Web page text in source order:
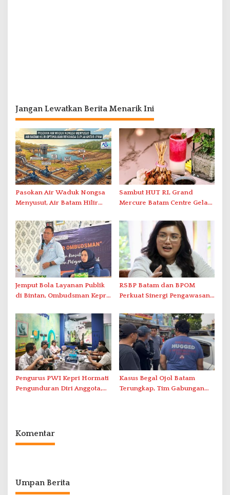
Jangan Lewatkan Berita Menarik Ini
Pasokan Air Waduk Nongsa
Menyusut, Air Batam Hilir
Antar-IPAM
Sambut HUT RI, Grand
Mercure Batam Centre Gelar
Nusantara’
Jemput Bola Layanan Publik
di Bintan, Ombudsman Kepri
Solar Nelayan
RSBP Batam dan BPOM
Perkuat Sinergi Pengawasan
Pelayanan Kefarmasian
Pengurus PWI Kepri Hormati
Pengunduran Diri Anggota,
Kasus Begal Ojol Batam
Terungkap, Tim Gabungan
Komentar
Umpan Berita